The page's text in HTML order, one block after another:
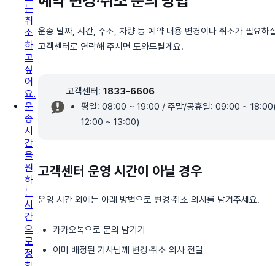
는
취
소
하
고
싶
어
요.
운
송
시
간
을
원
하
는
시
간
으
로
정
운송 날짜, 시간, 주소, 차량 등 예약 내용 변경이나 취소가 필요하
고객센터로 연락해 주시면 도와드릴게요.
고객센터: 1833-6606
평일: 08:00 ~ 19:00 / 주말/공휴일: 09:00 ~
12:00 ~ 13:00)
고객센터 운영 시간이 아닐 경우
운영 시간 외에는 아래 방법으로 변경·취소 의사를 남겨주세요.
카카오톡으로 문의 남기기
이미 배정된 기사님께 변경·취소 의사 전달